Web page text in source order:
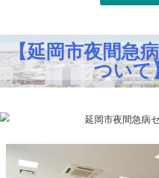
【延岡市夜間急
ついて